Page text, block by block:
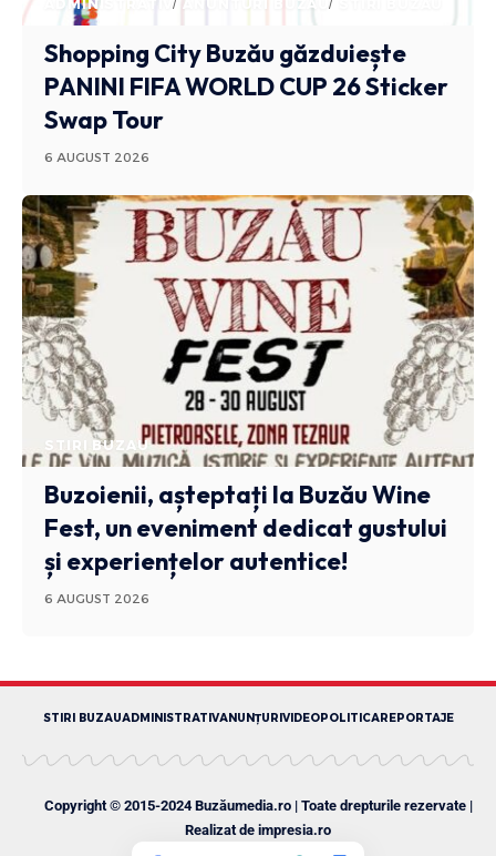
ADMINISTRATIV ANUNTURI BUZAU
Shopping City Buzău găzduiește
PANINI FIFA WORLD CUP 26 Sticker
Swap Tour
6 AUGUST 2026
STIRI BUZAU
Buzoienii, așteptați la Buzău Wine
Fest, un eveniment dedicat gustului
și experiențelor autentice!
6 AUGUST 2026
STIRI BUZAUADMINISTRATIVANUNȚURI VIDEOPOLITICAREPORTAJE
Copyright © 2015-2024 Buzăumedia.ro | Toate drepturile rezervate |
Realizat de impresia.ro